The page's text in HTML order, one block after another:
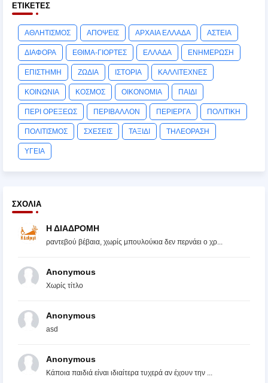
ΕΤΙΚΈΤΕΣ
ΑΘΛΗΤΙΣΜΟΣ ΑΠΟΨΕΙΣ ΑΡΧΑΙΑ ΕΛΛΑΔΑ ΑΣΤΕΙΑ
ΔΙΑΦΟΡΑ ΕΘΙΜΑ-ΓΙΟΡΤΕΣ ΕΛΛΑΔΑ ΕΝΗΜΕΡΩΣΗ
ΕΠΙΣΤΗΜΗ ΖΩΔΙΑ ΙΣΤΟΡΙΑ ΚΑΛΛΙΤΕΧΝΕΣ
ΚΟΙΝΩΝΙΑ ΚΟΣΜΟΣ ΟΙΚΟΝΟΜΙΑ ΠΑΙΔΙ
ΠΕΡΙ ΟΡΕΞΕΩΣ ΠΕΡΙΒΑΛΛΟΝ ΠΕΡΙΕΡΓΑ ΠΟΛΙΤΙΚΗ
ΠΟΛΙΤΙΣΜΟΣ ΣΧΕΣΕΙΣ ΤΑΞΙΔΙ ΤΗΛΕΟΡΑΣΗ
ΥΓΕΙΑ
ΣΧΌΛΙΑ
Η ΔΙΑΔΡΟΜΗ
ραντεβού βέβαια, χωρίς μπουλούκια δεν περνάει ο χρ...
Anonymous
Χωρίς τίτλο
Anonymous
asd
Anonymous
Κάποια παιδιά είναι ιδιαίτερα τυχερά αν έχουν την ...